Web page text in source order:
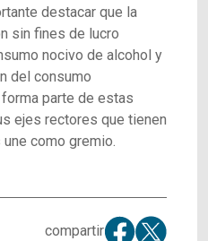
destacar que la
sin fines de lucro
nocivo de alcohol y
del consumo
parte de estas
ejes rectores que tienen
como gremio.
compartir